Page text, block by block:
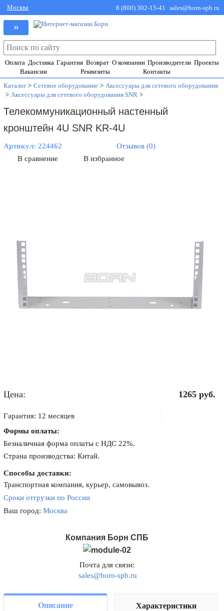
Москва 8 (800) 302-15-41 sales@born-spb.ru
»
Оплата Доставка Гарантия Возврат О компании Производители Проекты
Вакансии
Реквизиты
Контакты
Каталог > Сетевое оборудование > Аксессуары для сетевого оборудования
> Аксессуары для сетевого оборудования SNR >
Телекоммуникационный настенный
кронштейн 4U SNR KR-4U
Артикул:224462
Отзывов (0)
В сравнение
В избранное
Цена: 1265 руб.
Гарантия: 12 месяцев
Формы оплаты:
Безналичная форма оплаты с НДС 22%.
Страна производства: Китай.
Способы доставки:
Транспортная компания, курьер, самовывоз.
Сроки отгрузки по России
Ваш город:Москва
Компания Борн СПБ
Почта для связи:
sales@born-spb.ru
Описание Характеристики